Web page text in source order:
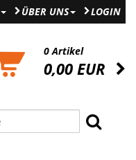
LOGIN
ÜBER UNS
0 Artikel
0,00 EUR